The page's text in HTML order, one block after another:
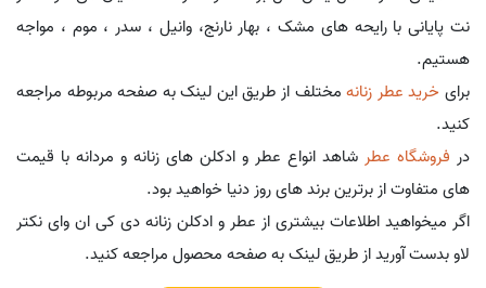
نت پایانی با رایحه های مشک ، بهار نارنج، وانیل ، سدر ، موم ، مواجه
هستیم.
برای خرید عطر زنانهمختلف از طریق این لینک به صفحه مربوطه مراجعه
کنید.
در فروشگاه عطر شاهد انواع عطر و ادکلن های زنانه و مردانه با قیمت
های متفاوت از برترین برند های روز دنیا خواهید بود.
اگر میخواهید اطلاعات بیشتری از عطر و ادکلن زنانه دی کی ان وای نکتر
لاو بدست آورید از طریق لینک به صفحه محصول مراجعه کنید.